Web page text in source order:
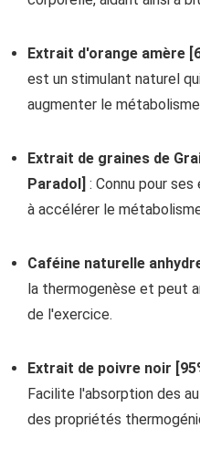
Extrait d'orange amère
est un stimulant naturel
augmenter le
Extrait de graines de
Paradol] : Connu pour
à accélérer le
Caféine naturelle
la thermogenèse et peut
de l'exercice.
Extrait de poivre noir
Facilite l'absorption des
des propriétés